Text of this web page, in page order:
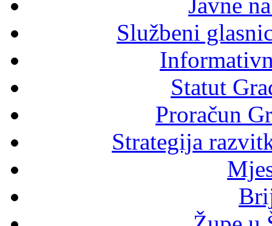
Javne
Službeni
Statut
Proračun
Strategija